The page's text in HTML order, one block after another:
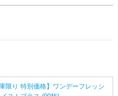
庫限り 特別価格】ワンデーフレッシ